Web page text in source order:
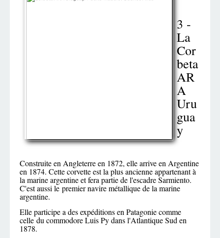
3 -
La
Cor
beta
AR
A
Uru
gua
y
Construite en Angleterre en 1872, elle arrive en Argentine
en 1874. Cette corvette est la plus ancienne appartenant à
la marine argentine et fera partie de l'escadre Sarmiento.
C'est aussi le premier navire métallique de la marine
argentine.
Elle participe a des expéditions en Patagonie comme
celle du commodore Luis Py dans l'Atlantique Sud en
1878.